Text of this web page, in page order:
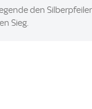
den
Sieg.